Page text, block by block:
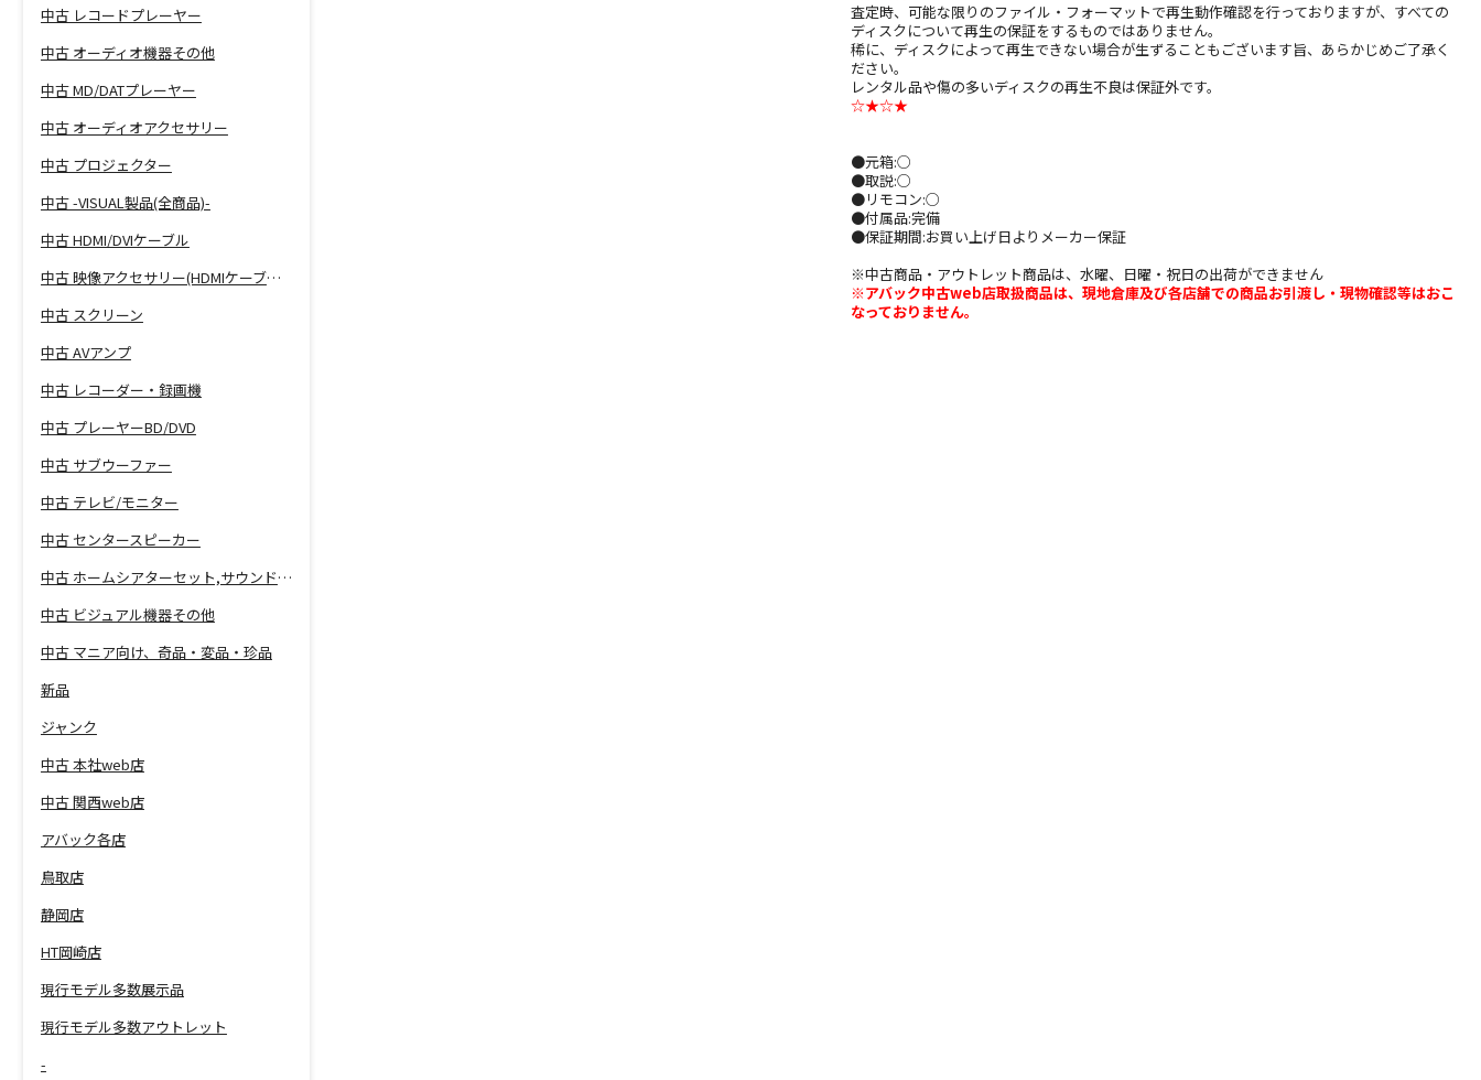
中古 レコードプレーヤー
中古 オーディオ機器その他
中古 MD/DATプレーヤー
中古 オーディオアクセサリー
中古 プロジェクター
中古 -VISUAL製品(全商品)-
中古 HDMI/DVIケーブル
中古 映像アクセサリー(HDMIケーブル等)
中古 スクリーン
中古 AVアンプ
中古 レコーダー・録画機
中古 プレーヤーBD/DVD
中古 サブウーファー
中古 テレビ/モニター
中古 センタースピーカー
中古 ホームシアターセット,サウンドバー
中古 ビジュアル機器その他
中古 マニア向け、奇品・変品・珍品
新品
ジャンク
中古 本社web店
中古 関西web店
アバック各店
鳥取店
静岡店
HT岡崎店
現行モデル多数展示品
現行モデル多数アウトレット
-
査定時、可能な限りのファイル・フォーマットで再生動作確認を行っておりますが、すべての
ディスクについて再生の保証をするものではありません。
稀に、ディスクによって再生できない場合が生ずることもございます旨、あらかじめご了承く
ださい。
レンタル品や傷の多いディスクの再生不良は保証外です。
☆★☆★
●元箱:○
●取説:○
●リモコン:○
●付属品:完備
●保証期間:お買い上げ日よりメーカー保証
※中古商品・アウトレット商品は、水曜、日曜・祝日の出荷ができません
※アバック中古web店取扱商品は、現地倉庫及び各店舗での商品お引渡し・現物確認等はおこ
なっておりません。